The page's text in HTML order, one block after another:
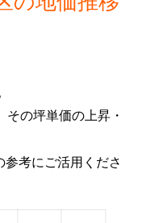
の坪単価の上昇・
考にご活用くださ